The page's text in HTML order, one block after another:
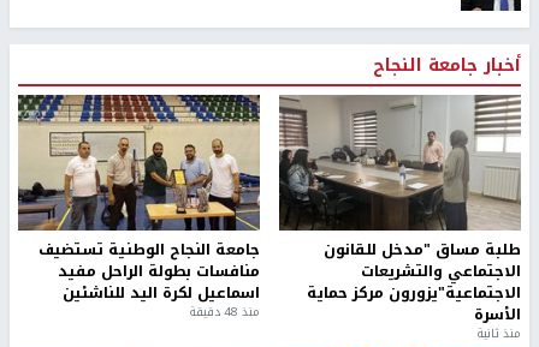
أخبار جامعة النجاح
طلبة مساق "مدخل للقانون
الاجتماعي والتشريعات
الاجتماعية"يزورون مركز حماية
الأسرة
منذ ثانية
جامعة النجاح الوطنية تستضيف
منافسات بطولة الراحل مفيد
اسماعيل لكرة اليد للناشئين
منذ 48 دقيقة